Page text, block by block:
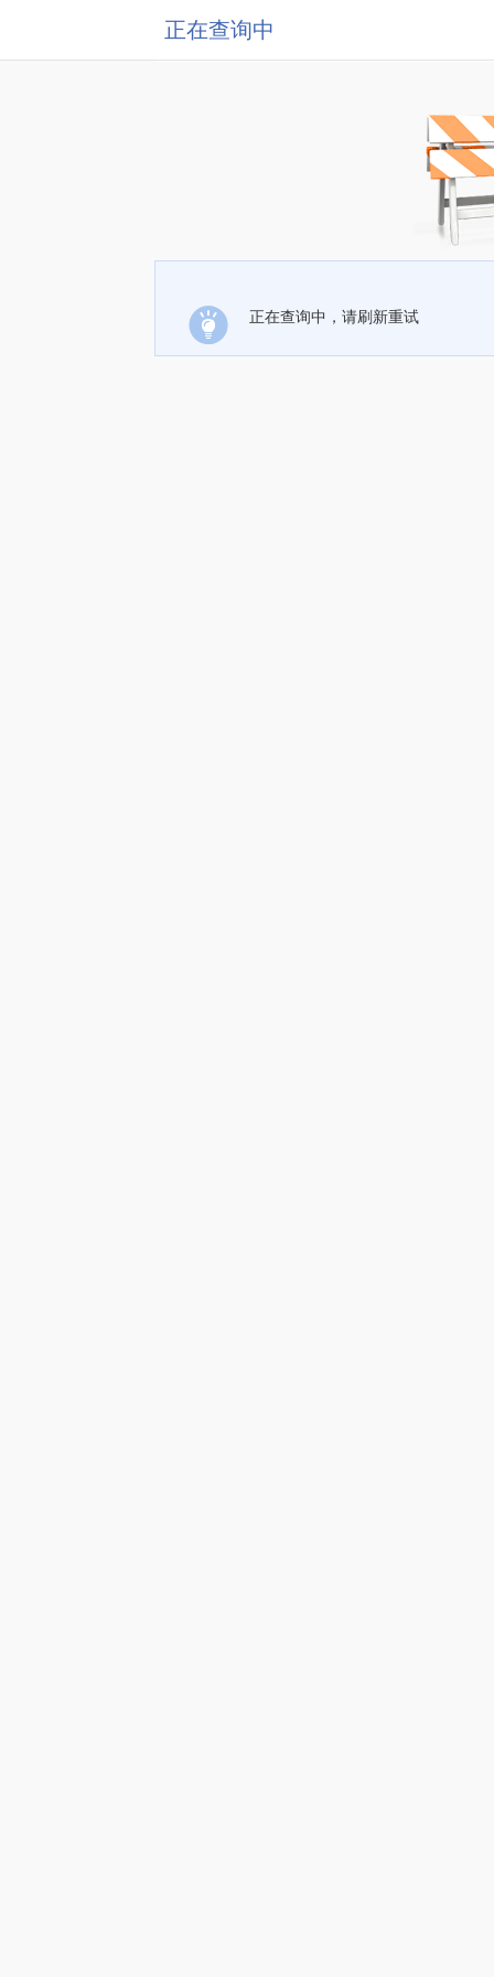
正在查询中
正在查询中，请刷新重试